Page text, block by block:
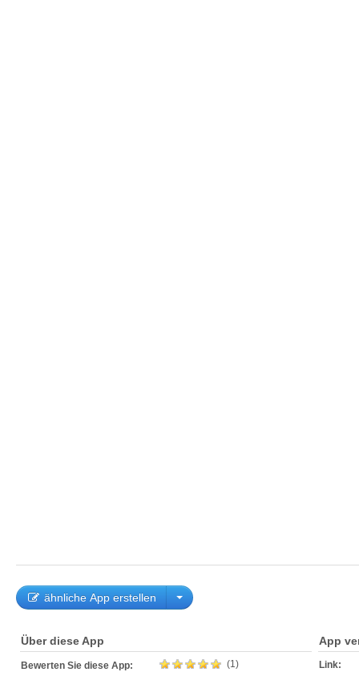
ähnliche App erstellen
Über diese App
Bewerten Sie diese App: (1)
App
Link: